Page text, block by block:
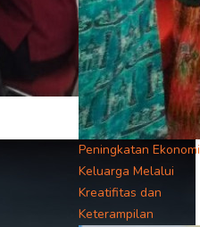
Peningkatan Ekonomi
Keluarga Melalui
Kreatifitas dan
Keterampilan